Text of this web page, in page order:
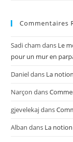
Commentaires
Sadi cham dans Le
pour un mur en
Danieldans La
Narçon dans
gjevelekajdans
Alban dans La